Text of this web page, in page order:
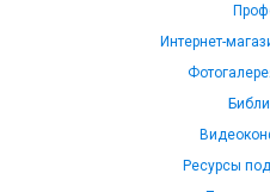
Интернет-
Ресурсы